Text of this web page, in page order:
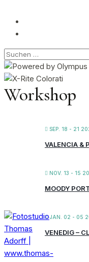
Suchen
nach:
Workshop
SEP. 18 - 21
VALENCIA &
NOV. 13 - 15
MOODY
JAN. 02 - 05
VENEDIG –